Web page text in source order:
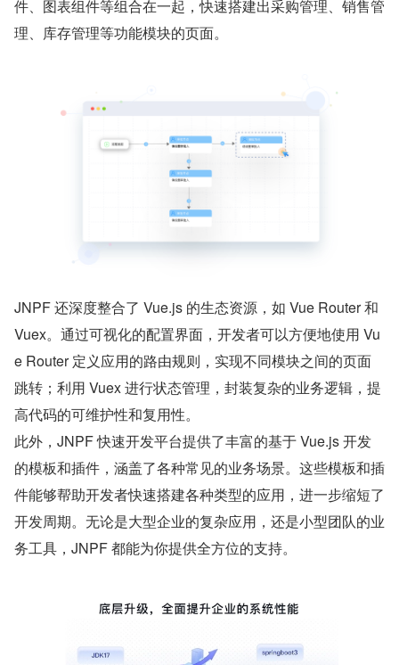
件、图表组件等组合在一起，快速搭建出采购管理、销售管
理、库存管理等功能模块的页面。
JNPF 还深度整合了 Vue.js 的生态资源，如 Vue Router 和
Vuex。通过可视化的配置界面，开发者可以方便地使用 Vu
e Router 定义应用的路由规则，实现不同模块之间的页面
跳转；利用 Vuex 进行状态管理，封装复杂的业务逻辑，提
高代码的可维护性和复用性。
此外，JNPF 快速开发平台提供了丰富的基于 Vue.js 开发
的模板和插件，涵盖了各种常见的业务场景。这些模板和插
件能够帮助开发者快速搭建各种类型的应用，进一步缩短了
开发周期。无论是大型企业的复杂应用，还是小型团队的业
务工具，JNPF 都能为你提供全方位的支持。